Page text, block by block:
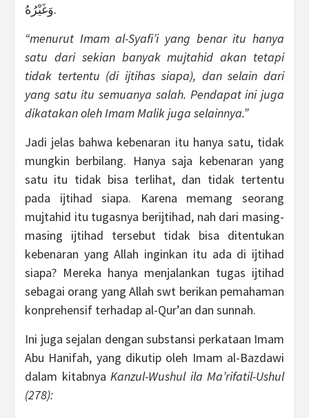
وَغَيْرُهُ.
“menurut Imam al-Syafi’i yang benar itu hanya
satu dari sekian banyak mujtahid akan tetapi
tidak tertentu (di ijtihas siapa), dan selain dari
yang satu itu semuanya salah. Pendapat ini juga
dikatakan oleh Imam Malik juga selainnya.”
Jadi jelas bahwa kebenaran itu hanya satu, tidak
mungkin berbilang. Hanya saja kebenaran yang
satu itu tidak bisa terlihat, dan tidak tertentu
pada ijtihad siapa. Karena memang seorang
mujtahid itu tugasnya berijtihad, nah dari masing-
masing ijtihad tersebut tidak bisa ditentukan
kebenaran yang Allah inginkan itu ada di ijtihad
siapa? Mereka hanya menjalankan tugas ijtihad
sebagai orang yang Allah swt berikan pemahaman
konprehensif terhadap al-Qur’an dan sunnah.
Ini juga sejalan dengan substansi perkataan Imam
Abu Hanifah, yang dikutip oleh Imam al-Bazdawi
dalam kitabnya Kanzul-Wushul ila Ma’rifatil-Ushul
(278):